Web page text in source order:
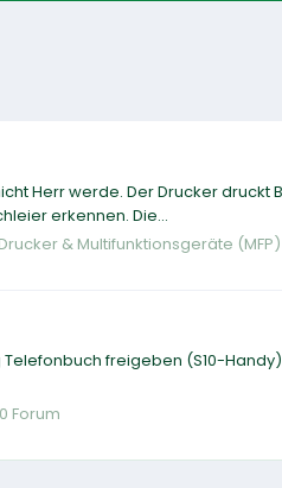
Herr werde. Der Drucker
erkennen. Die...
Drucker & Multifunktionsgeräte (MFP)
freigeben (S10-
Forum